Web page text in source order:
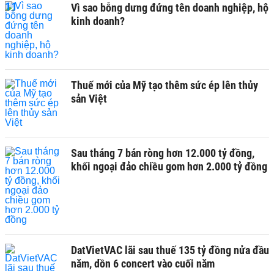
Vì sao bỗng dưng đứng tên doanh nghiệp, hộ
kinh doanh?
Thuế mới của Mỹ tạo thêm sức ép lên thủy
sản Việt
Sau tháng 7 bán ròng hơn 12.000 tỷ đồng,
khối ngoại đảo chiều gom hơn 2.000 tỷ đồng
DatVietVAC lãi sau thuế 135 tỷ đồng nửa đầu
năm, dồn 6 concert vào cuối năm